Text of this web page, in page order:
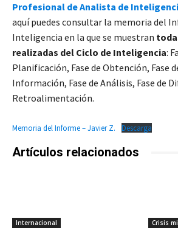
Profesional deAnalista de
aquí puedes consultar la memoria del
Inteligencia en la que se muestran
realizadas del Ciclo de Inteligencia:
Planificación, Fase de Obtención, Fase
Información, Fase de Análisis, Fase de
Retroalimentación.
Memoria del Informe – Javier Z. Descarga
Artículos relacionados
Internacional Crisis